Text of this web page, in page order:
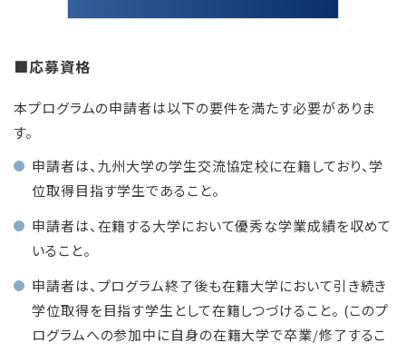
■応募資格
本プログラムの申請者は以下の要件を満たす必要がありま
す。
申請者は、九州大学の学生交流協定校に在籍しており、学
位取得目指す学生であること。
申請者は、在籍する大学において優秀な学業成績を収めて
いること。
申請者は、プログラム終了後も在籍大学において引き続き
学位取得を目指す学生として在籍しつづけること。 (このプ
ログラムへの参加中に自身の在籍大学で卒業/修了するこ